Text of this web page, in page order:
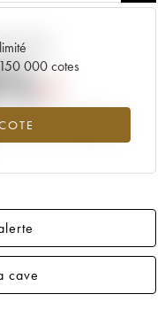
000 cotes
la cote
en 2026 par rapport à
cave